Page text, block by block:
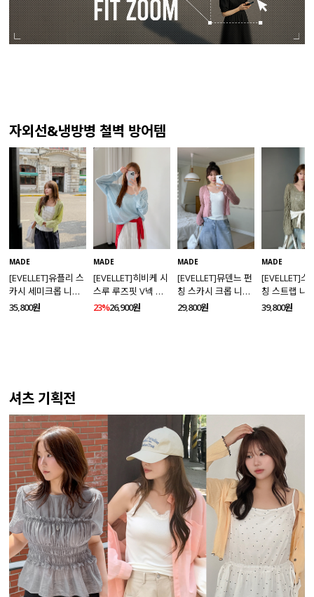
자외선&냉방병 철벽 방어템
MADE
[EVELLET]유플리 스
카시 세미크롭 니트
가디건
35,800원
MADE
[EVELLET]히비케 시
스루 루즈핏 V넥 니
트
23%26,900원
MADE
[EVELLET]뮤덴느 펀
칭 스카시 크롭 니트
가디건
29,800원
MADE
[EVELLET]스
칭 스트랩 니
39,800원
셔츠 기획전